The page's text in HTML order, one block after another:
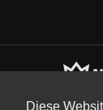
Diese